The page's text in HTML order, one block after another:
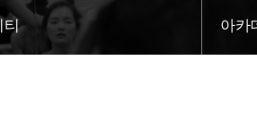
티 아카